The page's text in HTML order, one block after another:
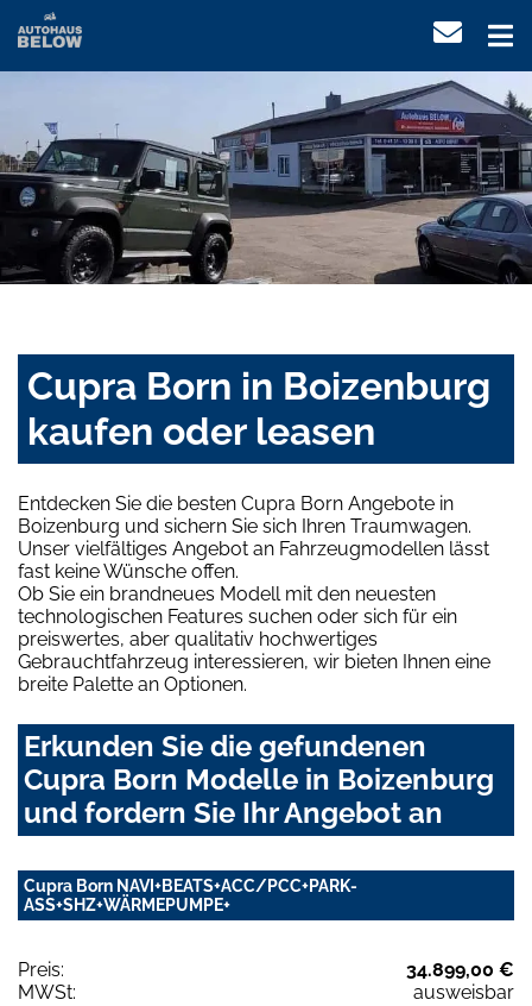
Cupra Born in Boizenburg
kaufen oder leasen
Entdecken Sie die besten Cupra Born Angebote in
Boizenburg und sichern Sie sich Ihren Traumwagen.
Unser vielfältiges Angebot an Fahrzeugmodellen lässt
fast keine Wünsche offen.
Ob Sie ein brandneues Modell mit den neuesten
technologischen Features suchen oder sich für ein
preiswertes, aber qualitativ hochwertiges
Gebrauchtfahrzeug interessieren, wir bieten Ihnen eine
breite Palette an Optionen.
Erkunden Sie die gefundenen
Cupra Born Modelle in Boizenburg
und fordern Sie Ihr Angebot an
Cupra Born NAVI+BEATS+ACC/PCC+PARK-
ASS+SHZ+WÄRMEPUMPE+
Preis:
34.899,00 €
MWSt:
ausweisbar